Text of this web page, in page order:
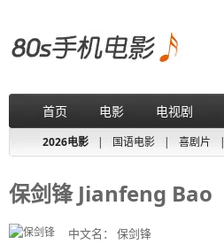
首页 电影 电视剧
2026电影 | 国语电影 | 喜剧片 |
保剑锋 Jianfeng Bao
中文名： 保剑锋